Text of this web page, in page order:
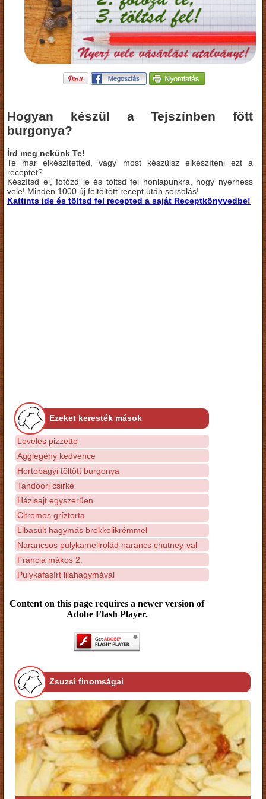
Hogyan készül a Tejszínben főtt
burgonya?
Írd meg nekünk Te!
Te már elkészítetted, vagy most készülsz elkészíteni ezt a
receptet?
Készítsd el, fotózd le és töltsd fel honlapunkra, hogy nyerhess
vele! Minden 1000 új feltöltött recept után sorsolás!
Kattints ide és töltsd fel recepted a saját Receptkönyvedbe!
Ezeket keresték mások
Leveles pizzette
Agglegény kedvence
Hortobágyi töltött burgonya
Tandoori csirke
Házisajt egyszerűen
Citromos gríztorta
Libasült hagymás brokkolikrémmel
Narancsos pulykamellrolád narancs chutney-val
Francia mákos 2.
Pulykafasírt lilahagymával
Content on this page requires a newer version of
Adobe Flash Player.
Zsuzsi finomságai